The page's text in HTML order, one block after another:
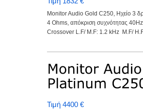
Monitor Audio Gold C250, Ηχείο 3
4 Ohms, απόκριση συχνότητας
Crossover L.F/ M.F: 1.2 kHz M.F/
Τιμή 4400 €